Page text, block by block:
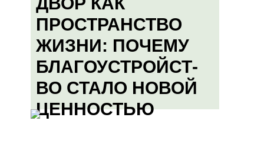
ПРОСТРАНСТВО
ЖИЗНИ: ПОЧЕМУ
БЛАГОУСТРОЙСТ-
ВО СТАЛО НОВОЙ
ЦЕННОСТЬЮ